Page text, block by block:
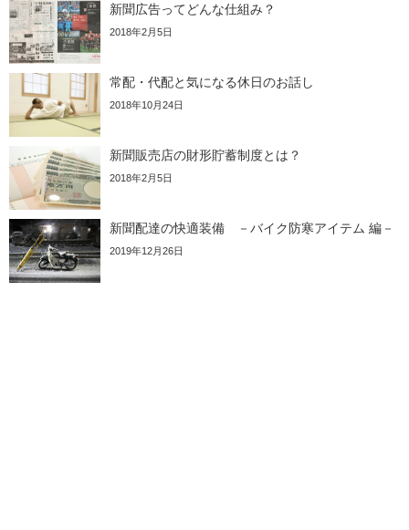
新聞広告ってどんな仕組み？
2018年2月5日
常配・代配と気になる休日のお話し
2018年10月24日
新聞販売店の財形貯蓄制度とは？
2018年2月5日
新聞配達の快適装備 －バイク防寒アイテム 編－
2019年12月26日